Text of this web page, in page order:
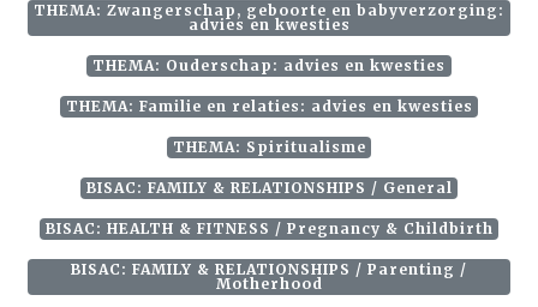
THEMA: Zwangerschap, geboorte en babyverzorging:
advies en kwesties
THEMA: Ouderschap: advies en kwesties
THEMA: Familie en relaties: advies en kwesties
THEMA: Spiritualisme
BISAC: FAMILY & RELATIONSHIPS / General
BISAC: HEALTH & FITNESS / Pregnancy & Childbirth
BISAC: FAMILY & RELATIONSHIPS / Parenting /
Motherhood